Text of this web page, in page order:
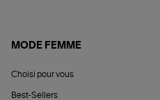
MODE FEMME
Choisi pour vous
Best-Sellers